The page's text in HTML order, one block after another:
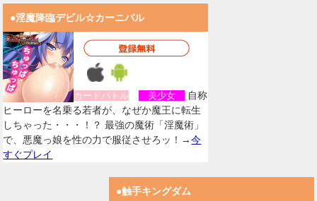
●淫魔降臨デビル☆カーニバル
カードバトル 美少女
自称
ヒーローを名乗る若者が、なぜか魔王に転生
しちゃった・・・！？ 最強の魔術「淫魔術」
で、悪魔っ娘を性の力で服従させろッ！→今
すぐプレイ
●触手キングダム